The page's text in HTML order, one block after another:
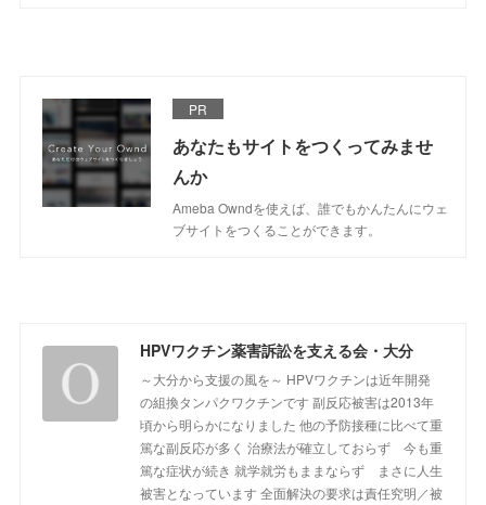
PR
あなたもサイトをつくってみませ
んか
Ameba Owndを使えば、誰でもかんたんにウェ
ブサイトをつくることができます。
HPVワクチン薬害訴訟を支える会・大分
～大分から支援の風を～ HPVワクチンは近年開発
の組換タンパクワクチンです 副反応被害は2013年
頃から明らかになりました 他の予防接種に比べて重
篤な副反応が多く 治療法が確立しておらず 今も重
篤な症状が続き 就学就労もままならず まさに人生
被害となっています 全面解決の要求は責任究明／被